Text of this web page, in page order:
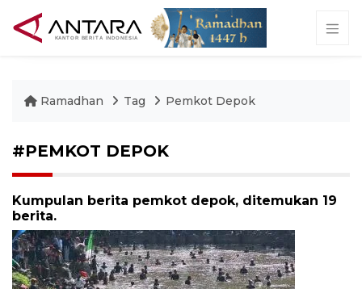
Ramadhan Tag Pemkot Depok
#PEMKOT DEPOK
Kumpulan berita pemkot depok, ditemukan 19
berita.